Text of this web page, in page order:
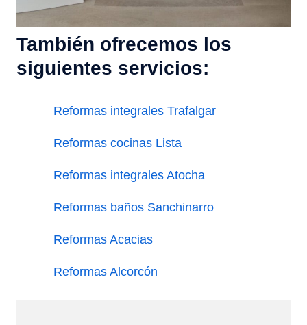
También ofrecemos los
siguientes servicios:
Reformas integrales Trafalgar
Reformas cocinas Lista
Reformas integrales Atocha
Reformas baños Sanchinarro
Reformas Acacias
Reformas Alcorcón